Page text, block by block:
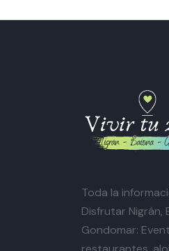
Toda la
Disfrutar Nigrán,
Gondomar: